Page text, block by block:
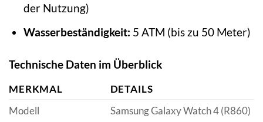
der Nutzung)
Wasserbeständigkeit: 5 ATM (bis zu 50 Meter)
Technische Daten im Überblick
MERKMAL
DETAILS
Modell
Samsung Galaxy Watch 4 (R860)